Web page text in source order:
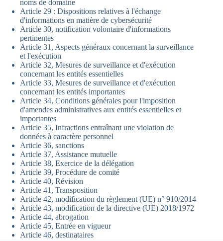
noms de domaine
Article 29 : Dispositions relatives à l'échange
d'informations en matière de cybersécurité
Article 30, notification volontaire d'informations
pertinentes
Article 31, Aspects généraux concernant la surveillance
et l'exécution
Article 32, Mesures de surveillance et d'exécution
concernant les entités essentielles
Article 33, Mesures de surveillance et d'exécution
concernant les entités importantes
Article 34, Conditions générales pour l'imposition
d'amendes administratives aux entités essentielles et
importantes
Article 35, Infractions entraînant une violation de
données à caractère personnel
Article 36, sanctions
Article 37, Assistance mutuelle
Article 38, Exercice de la délégation
Article 39, Procédure de comité
Article 40, Révision
Article 41, Transposition
Article 42, modification du règlement (UE) n° 910/2014
Article 43, modification de la directive (UE) 2018/1972
Article 44, abrogation
Article 45, Entrée en vigueur
Article 46, destinataires